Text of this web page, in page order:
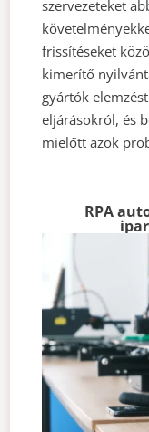
szervezeteket
frissítéseket
kimerítő
gyártók
eljárásokról, és
mielőtt azok
RPA